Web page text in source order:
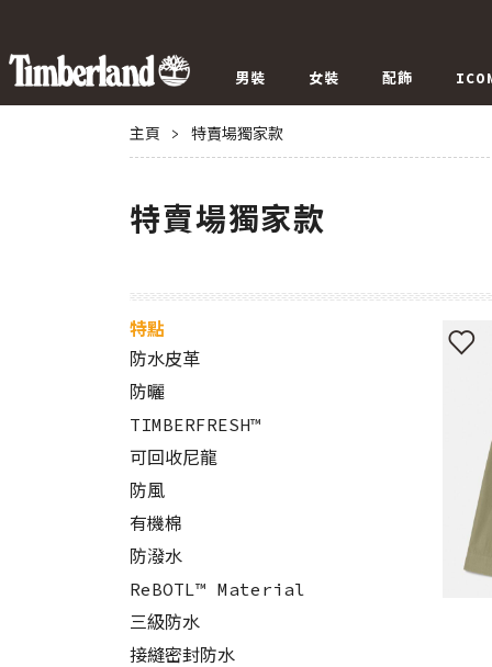
男裝 女裝 配飾
主頁 > 特賣場獨家款
特賣場獨家款
特點
防水皮革
防曬
TIMBERFRESH™
可回收尼龍
防風
有機棉
防潑水
ReBOTL™ Material
三級防水
接縫密封防水